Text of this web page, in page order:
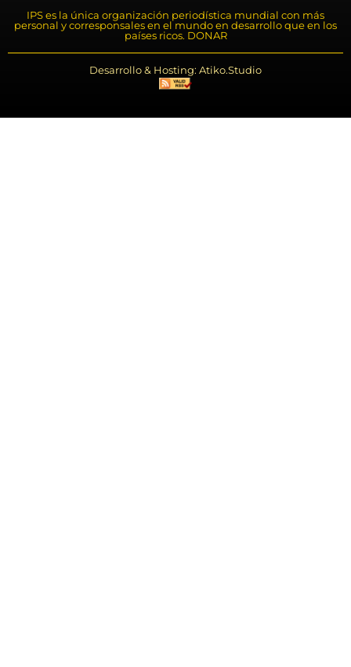
IPS es la única organización periodística mundial con más
personal y corresponsales en el mundo en desarrollo que en los
países ricos. DONAR
Desarrollo & Hosting: Atiko.Studio